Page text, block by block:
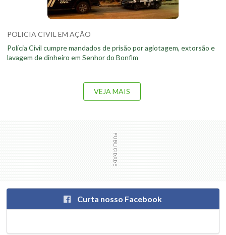
POLICIA CIVIL EM AÇÃO
Polícia Civil cumpre mandados de prisão por agiotagem, extorsão e
lavagem de dinheiro em Senhor do Bonfim
VEJA MAIS
Curta nosso Facebook